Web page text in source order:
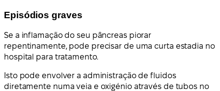
Episódios graves
Se a inflamação do seu pâncreas piorar
repentinamente, pode precisar de uma curta estadia no
hospital para tratamento.
Isto pode envolver a administração de fluidos
diretamente numa veia e oxigénio através de tubos no